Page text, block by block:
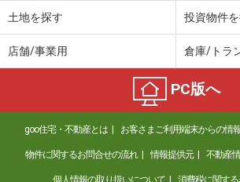
土地を探す 投資物件
店舗/事業用 倉庫/トラ
PC版へ
goo住宅・不動産とは お客さまご利用端末からの情
物件に関するお問合せの流れ 情報提供元 不動産